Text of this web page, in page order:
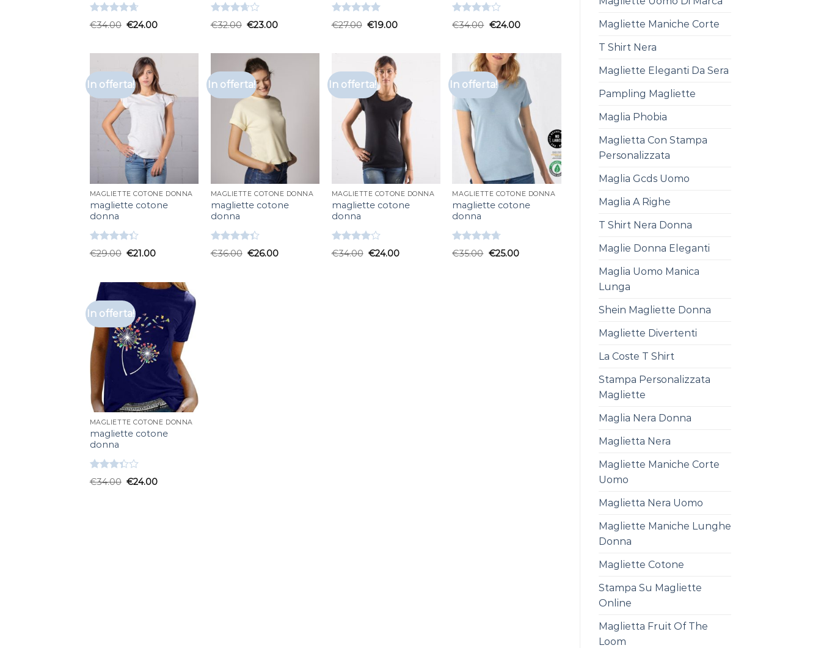
Magliette Maniche Corte
T Shirt Nera
Magliette Eleganti Da Sera
Pampling Magliette
Maglia Phobia
Maglietta Con Stampa
Personalizzata
Maglia Gcds Uomo
Maglia A Righe
T Shirt Nera Donna
Maglie Donna Eleganti
Maglia Uomo Manica
Lunga
Shein Magliette Donna
Magliette Divertenti
La Coste T Shirt
Stampa Personalizzata
Magliette
Maglia Nera Donna
Maglietta Nera
Magliette Maniche Corte
Uomo
Maglietta Nera Uomo
Magliette Maniche Lunghe
Donna
Magliette Cotone
Stampa Su Magliette
Online
Maglietta Fruit Of The
Loom
Valutato
4.67su 5
€34.00 €24.00
Valutato
3.67su
€32.00 €23.00
Valutato
5.00 su 5
€27.00 €19.00
Valutato
3.67su
€34.00 €24.00
In offerta!
MAGLIETTE COTONE DONNA
magliette cotone
donna
Valutato
4.33 su 5
€29.00 €21.00
In offerta!
MAGLIETTE COTONE DONNA
magliette cotone
donna
Valutato
4.33su 5
€36.00 €26.00
In offerta!
MAGLIETTE COTONE DONNA
magliette cotone
donna
Valutato
4.00su
€34.00 €24.00
In offerta!
MAGLIETTE COTONE DONNA
magliette cotone
donna
Valutato
4.67su 5
€35.00 €25.00
In offerta!
MAGLIETTE COTONE DONNA
magliette cotone
donna
Valutato
3.33su
€34.00 €24.00